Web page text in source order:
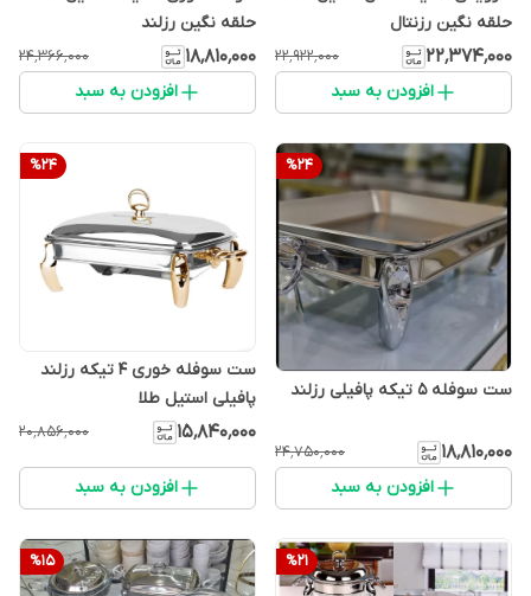
حلقه نگین رزنتال
۲۲٬۳۷۴٬۰۰۰ ۲۲٬۹۲۲٬۰۰۰
افزودن به سبد
حلقه نگین رزلند
۱۸٬۸۱۰٬۰۰۰ ۲۴٬۳۶۶٬۰۰۰
افزودن به سبد
%24
ست سوفله ۵ تیکه پافیلی رزلند
۱۸٬۸۱۰٬۰۰۰ ۲۴٬۷۵۰٬۰۰۰
افزودن به سبد
%24
ست سوفله خوری ۴ تیکه رزلند
پافیلی استیل طلا
۱۵٬۸۴۰٬۰۰۰ ۲۰٬۸۵۶٬۰۰۰
افزودن به سبد
%21
%15